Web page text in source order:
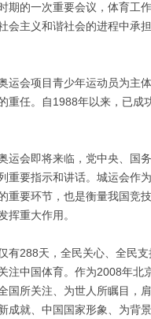
期的一次重要会议，体育工
会主义和谐社会的进程中承
会项目青少年运动员为主体
重任。自1988年以来，已成
会即将来临，党中央、国务
重要指示和讲话。城运会作
重要环节，也是衡量我国竞
挥重大作用。
288天，全民关心、全民支
注中国体育。作为2008年北
国所关注、为世人所瞩目，
成就、中国国家形象、为背